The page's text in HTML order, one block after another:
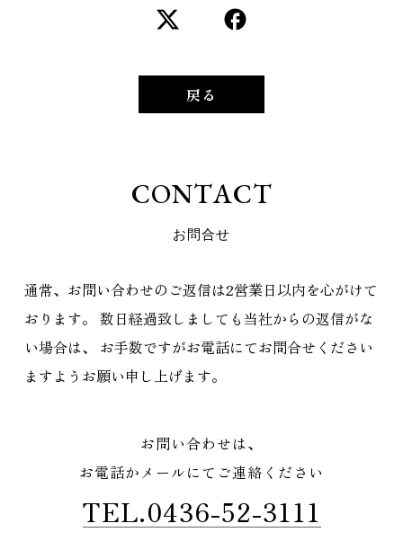
戻る
CONTACT
お問合せ
通常、お問い合わせのご返信は2営業日以内を心がけて
おります。 数日経過致しましても当社からの返信がな
い場合は、
お手数ですがお電話にてお問合せください
ますようお願い申し上げます。
お問い合わせは、
お電話かメールにてご連絡ください
TEL.0436-52-3111